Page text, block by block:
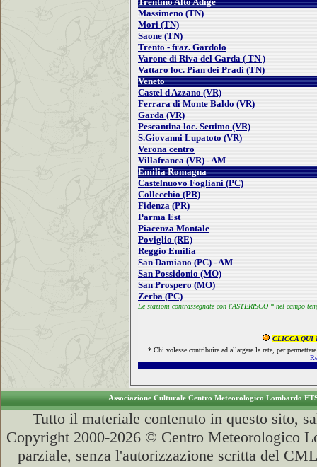
Massimeno (TN)
Mori (TN)
Saone (TN)
Trento - fraz. Gardolo
Varone di Riva del Garda ( TN )
Vattaro loc. Pian dei Pradi (TN)
Veneto
Castel d Azzano (VR)
Ferrara di Monte Baldo (VR)
Garda (VR)
Pescantina loc. Settimo (VR)
S.Giovanni Lupatoto (VR)
Verona centro
Villafranca (VR) - AM
Emilia Romagna
Castelnuovo Fogliani (PC)
Collecchio (PR)
Fidenza (PR)
Parma Est
Piacenza Montale
Poviglio (RE)
Reggio Emilia
San Damiano (PC) - AM
San Possidonio (MO)
San Prospero (MO)
Zerba (PC)
Le stazioni contrassegnate con l'ASTERISCO * nel campo
CLICCA QUI
* Chi volesse contribuire ad allargare la rete, per
Associazione Culturale Centro Meteorologico Lombardo
Tutto il materiale contenuto in questo sito,
Copyright 2000-2026 © Centro Meteorologico
parziale, senza l'autorizzazione scritta del